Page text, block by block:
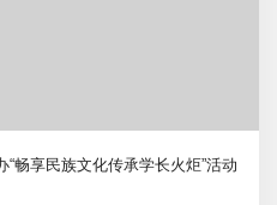
畅享民族文化传承学长火炬”活动